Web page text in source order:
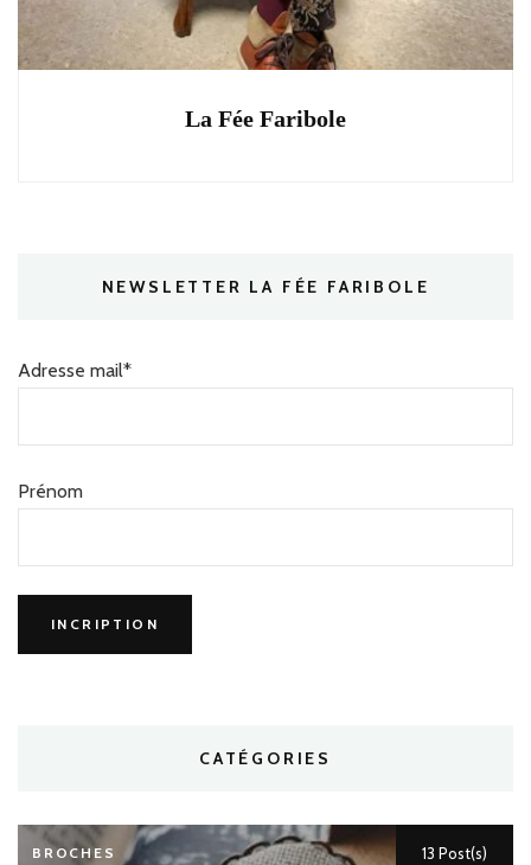
La Fée Faribole
NEWSLETTER LA FÉE FARIBOLE
Adresse mail*
Prénom
CATÉGORIES
BROCHES 13 Post(s)